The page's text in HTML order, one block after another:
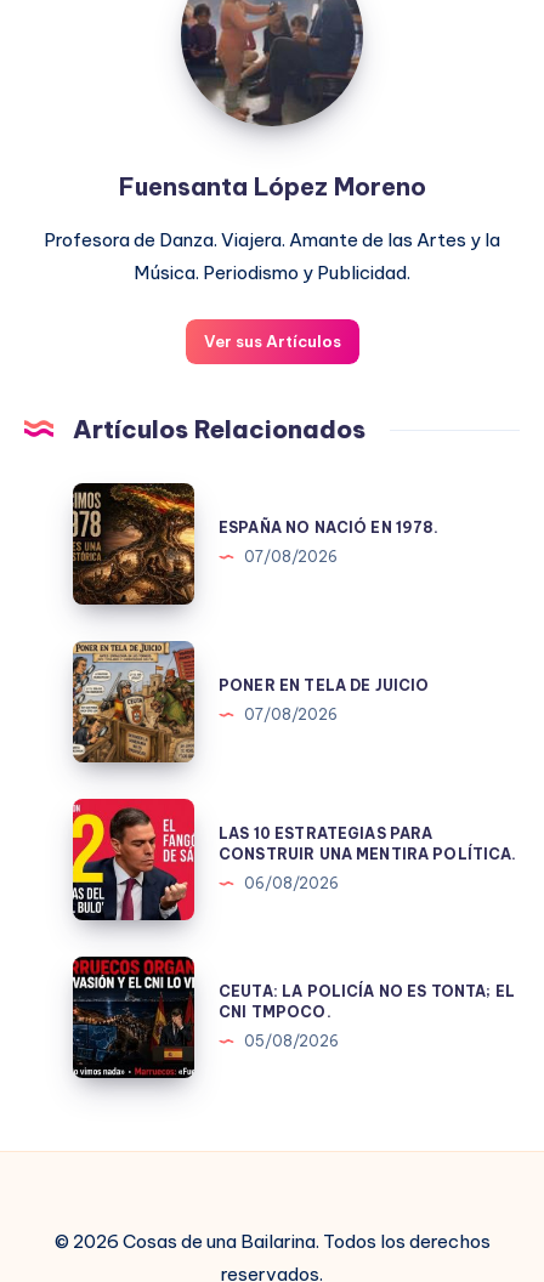
Moreno
Fuensanta López Moreno
Profesora de Danza. Viajera. Amante de las Artes y la
Música. Periodismo y Publicidad.
Ver sus Artículos
Artículos Relacionados
ESPAÑA
NO
NACIÓ
EN
1978.
ESPAÑA NO NACIÓ EN 1978.
07/08/2026
PONER
EN
TELA
DE
JUICIO
PONER EN TELA DE JUICIO
07/08/2026
LAS
10
ESTRATEGIAS
PARA
CONSTRUIR
UNA
MENTIRA
POLÍTICA.
LAS 10 ESTRATEGIAS PARA
CONSTRUIR UNA MENTIRA POLÍTICA.
06/08/2026
CEUTA:
LA
POLICÍA
NO
ES
EL
CEUTA: LA POLICÍA NO ES TONTA; EL
CNI TMPOCO.
05/08/2026
© 2026 Cosas de una Bailarina. Todos los derechos
reservados.